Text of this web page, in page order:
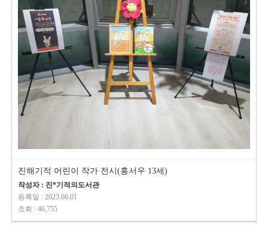
진해기적 어린이 작가 전시(홍서우 13세)
작성자 : 진*기적의도서관
등록일 : 2023.06.01
조회 : 46,755